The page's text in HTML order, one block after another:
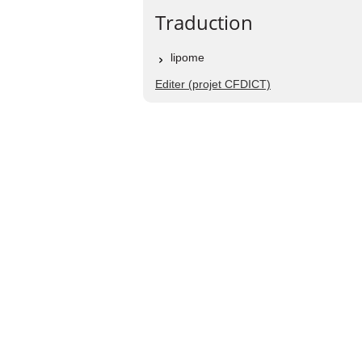
Traduction
lipome
Editer (projet CFDICT)